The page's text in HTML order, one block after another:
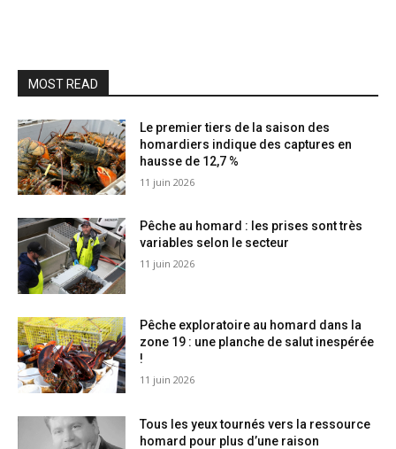
MOST READ
Le premier tiers de la saison des
homardiers indique des captures en
hausse de 12,7 %
11 juin 2026
Pêche au homard : les prises sont très
variables selon le secteur
11 juin 2026
Pêche exploratoire au homard dans la
zone 19 : une planche de salut inespérée
!
11 juin 2026
Tous les yeux tournés vers la ressource
homard pour plus d’une raison